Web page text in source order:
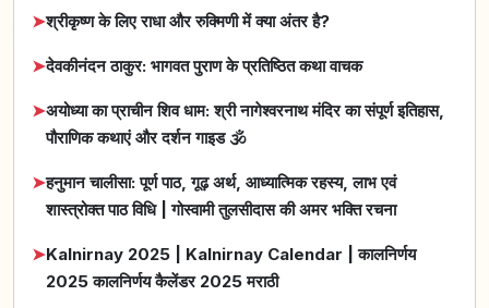
➤श्रीकृष्ण के लिए राधा और रुक्मिणी में क्या अंतर है?
➤देवकीनंदन ठाकुर: भागवत पुराण के प्रतिष्ठित कथा वाचक
➤अयोध्या का प्राचीन शिव धाम: श्री नागेश्वरनाथ मंदिर का संपूर्ण इतिहास,
पौराणिक कथाएं और दर्शन गाइड 🕉️
➤हनुमान चालीसा: पूर्ण पाठ, गूढ़ अर्थ, आध्यात्मिक रहस्य, लाभ एवं
शास्त्रोक्त पाठ विधि | गोस्वामी तुलसीदास की अमर भक्ति रचना
➤Kalnirnay 2025 | Kalnirnay Calendar | कालनिर्णय
2025 कालनिर्णय कैलेंडर 2025 मराठी